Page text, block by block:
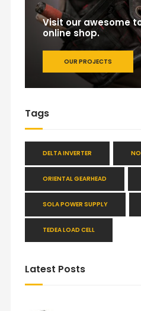
Visit our awesome
online shop.
OUR PROJECTS
Tags
DELTA INVERTER
ORIENTAL GEARHEAD
SOLA POWER SUPPLY
TEDEA LOAD CELL
Latest Posts